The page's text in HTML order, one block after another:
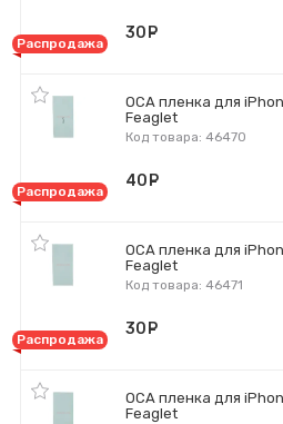
Распродажа
30
OCA пленка для
Feaglet
Код товара: 46470
Распродажа
40
OCA пленка для
Feaglet
Код товара: 46471
Распродажа
30
OCA пленка для
Feaglet